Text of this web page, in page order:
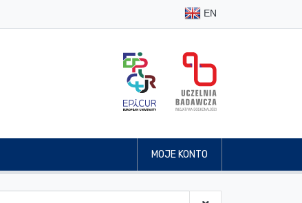
EN
MOJE KONTO